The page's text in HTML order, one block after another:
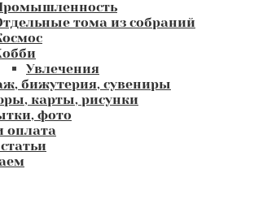
тома из собраний
Увлечения
бижутерия, сувениры
карты, рисунки
фото
оплата